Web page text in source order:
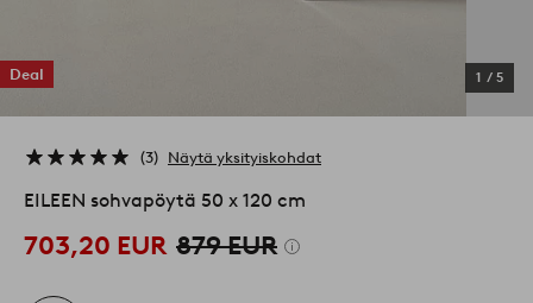
Deal 1 / 5
3 Näytä yksityiskohdat
EILEEN sohvapöytä 50 x 120 cm
703,20 EUR 879 EUR